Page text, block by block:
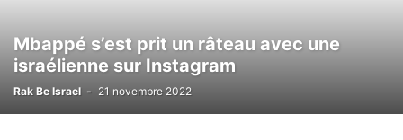
Mbappé s’est prit un râteau avec une
israélienne sur Instagram
Rak Be Israel - 21 novembre 2022